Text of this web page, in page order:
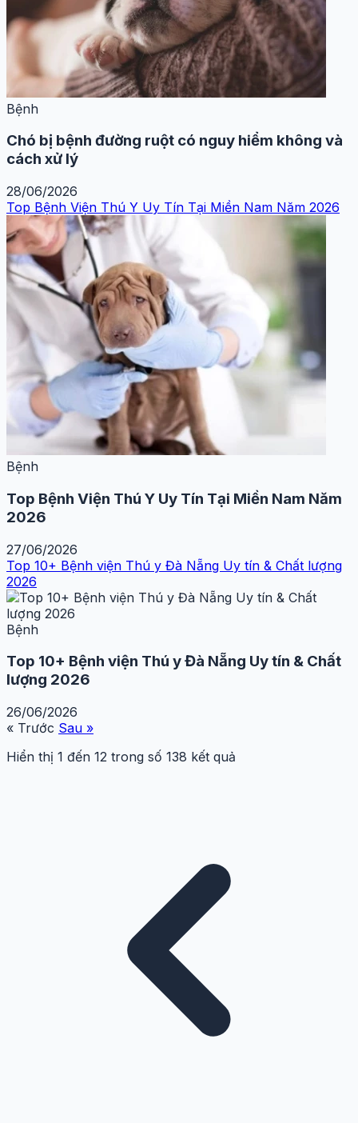
Bệnh
Chó bị bệnh đường ruột có nguy hiểm không và
cách xử lý
28/06/2026
Top Bệnh Viện Thú Y Uy Tín Tại Miền Nam Năm 2026
Bệnh
Top Bệnh Viện Thú Y Uy Tín Tại Miền Nam Năm
2026
27/06/2026
Top 10+ Bệnh viện Thú y Đà Nẵng Uy tín & Chất lượng
2026
Bệnh
Top 10+ Bệnh viện Thú y Đà Nẵng Uy tín & Chất
lượng 2026
26/06/2026
« Trước Sau »
Hiển thị 1 đến 12 trong số 138 kết quả